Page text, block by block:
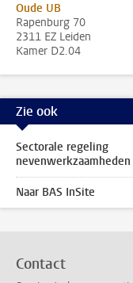
Oude UB
Rapenburg 70
2311 EZ Leiden
Kamer D2.04
Zie ook
Sectorale regeling
nevenwerkzaamheden
Naar BAS InSite
Contact